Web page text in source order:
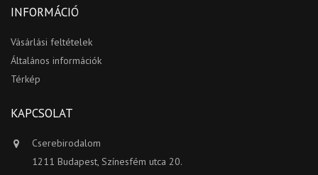
INFORMÁCIÓ
Vásárlási feltételek
Általános információk
Térkép
KAPCSOLAT
Cserebirodalom
1211 Budapest, Színesfém utca 20.